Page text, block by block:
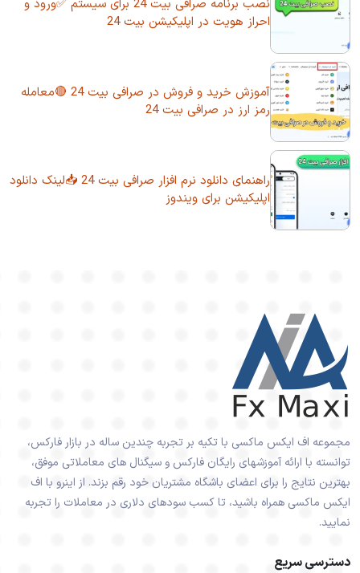
نصب برنامه صرافی بیت 24 برای سیستم ✅ورود و
احراز هویت در اپلیکیشن بیت 24
آموزش خرید و فروش در صرافی بیت 24 🔴معامله
رمز ارز در صرافی بیت 24
راهنمای دانلود نرم افزار صرافی بیت 24 📥لینک دانلود
اپلیکیشن برای ویندوز
مجموعه اف ایکس ماکسی با تکیه بر تجربه چندین ساله در بازار فارکس،
توانسته با ارائه آموزشهای رایگان فارکس و سیگنال های معاملاتی موفق،
بهترین نتایج را برای اعضای باشگاه مشتریان خود رقم بزند. از اینرو با اف
ایکس ماکسی همراه باشید، تا کسب سودهای دلاری در معاملات را تجربه
نمایید.
دسترسی سریع